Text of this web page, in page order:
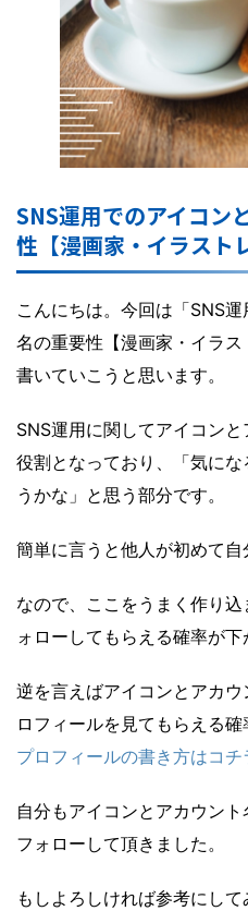
SNS運用でのアイコン
性【漫画家・イラスト
こんにちは。今回は「SNS
名の重要性【漫画家・イラ
書いていこうと思います。
SNS運用に関してアイコン
役割となっており、「気に
うかな」と思う部分です。
簡単に言うと他人が初めて自
なので、ここをうまく作り
ォローしてもらえる確率が下
逆を言えばアイコンとアカ
ロフィールを見てもらえる確
プロフィールの書き方はコチ
自分もアイコンとアカウン
フォローして頂きました。
もしよろしければ参考にして